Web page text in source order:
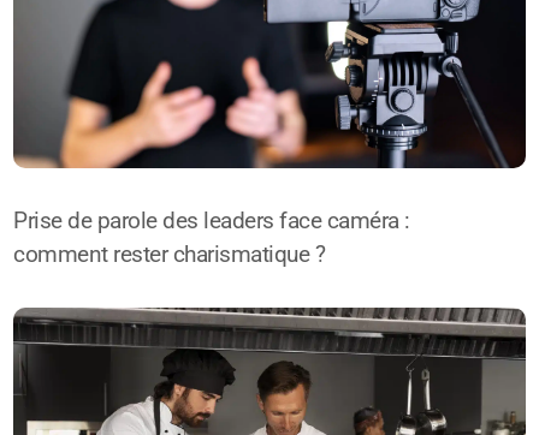
Prise de parole des leaders face caméra :
comment rester charismatique ?